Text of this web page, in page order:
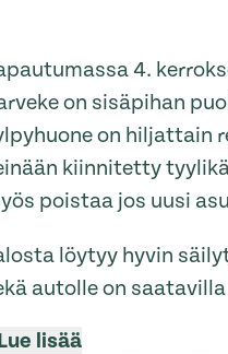
4.
on sisäpihan
on hiljattain
kiinnitetty
poistaa jos uusi
löytyy hyvin
autolle on
lisää